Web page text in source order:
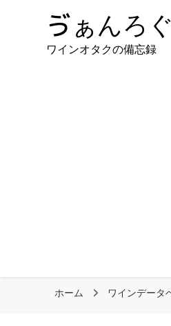
ゔぁんろぐ
ワインオタクの備忘録
ホーム ワインデータ